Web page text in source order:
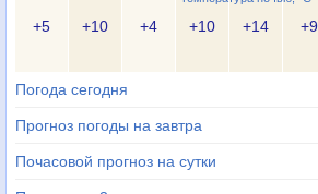
+5 +10 +4 +10 +14 +9
Погода сегодня
Прогноз погоды на завтра
Почасовой прогноз на сутки